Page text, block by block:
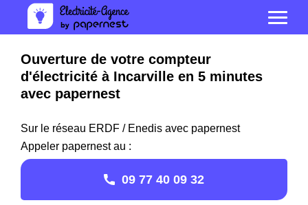
Ouverture de votre compteur
d'électricité à Incarville en 5 minutes
avec papernest
Sur le réseau ERDF / Enedis avec papernest
Appeler papernest au :
09 77 40 09 32